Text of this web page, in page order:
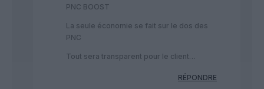
PNC BOOST
La seule économie se fait sur le dos des
PNC
Tout sera transparent pour le client…
RÉPONDRE